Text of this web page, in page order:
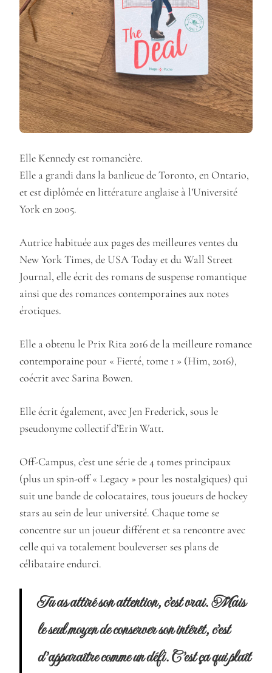
Elle Kennedy est romancière.
Elle a grandi dans la banlieue de Toronto, en Ontario,
et est diplômée en littérature anglaise à l’Université
York en 2005.
Autrice habituée aux pages des meilleures ventes du
New York Times, de USA Today et du Wall Street
Journal, elle écrit des romans de suspense romantique
ainsi que des romances contemporaines aux notes
érotiques.
Elle a obtenu le Prix Rita 2016 de la meilleure romance
contemporaine pour « Fierté, tome 1 » (Him, 2016),
coécrit avec Sarina Bowen.
Elle écrit également, avec Jen Frederick, sous le
pseudonyme collectif d’Erin Watt.
Off-Campus, c’est une série de 4 tomes principaux
(plus un spin-off « Legacy » pour les nostalgiques) qui
suit une bande de colocataires, tous joueurs de hockey
stars au sein de leur université. Chaque tome se
concentre sur un joueur différent et sa rencontre avec
celle qui va totalement bouleverser ses plans de
célibataire endurci.
Tu as attiré son attention, c’est vrai. Mais
le seul moyen de conserver son intérêt, c’est
d’apparaître comme un défi. C’est ça qui plaît